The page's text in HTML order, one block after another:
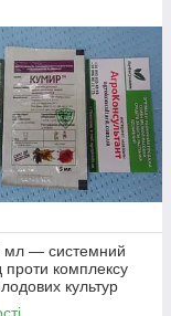
мл — системний
проти комплексу
культур